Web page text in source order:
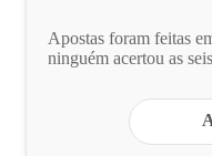
Apostas foram feitas
ninguém acertou as